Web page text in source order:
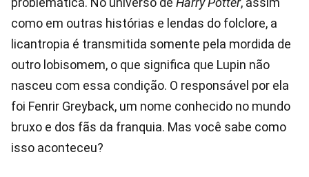
como em outras histórias e lendas do folclore, a
licantropia é transmitida somente pela mordida de
outro lobisomem, o que significa que Lupin não
nasceu com essa condição. O responsável por ela
foi Fenrir Greyback, um nome conhecido no mundo
bruxo e dos fãs da franquia. Mas você sabe como
isso aconteceu?